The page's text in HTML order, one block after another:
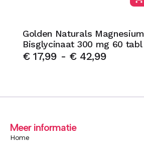
Golden Naturals Magnesium
Bisglycinaat 300 mg 60 tabl
€17,99 - €42,99
Meer informatie
Home